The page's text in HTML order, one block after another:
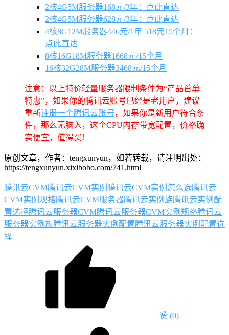
2核4G5M服务器168元/3年：点此直达
2核4G5M服务器628元/3年：点此直达
4核8G12M服务器446元/1年 518元15个月：
点此直达
8核16G18M服务器1668元/15个月
16核32G28M服务器3468元/15个月
注意：以上特价轻量服务器限制条件为“产品首单
特惠”，如果你的腾讯云账号已经是老用户，建议
重新注册一个腾讯云账号，如果你是新用户符合条
件，那么无脑入，这个CPU内存带宽配置，价格确
实便宜，值得买！
原创文章，作者：tengxunyun，如若转载，请注明出处：
https://tengxunyun.xixibobo.com/741.html
腾讯云CVM腾讯云CVM实例 腾讯云CVM实例怎么选腾讯云
CVM实例规格腾讯云CVM服务器腾讯云实例族腾讯云实例配
置选择腾讯云服务器CVM腾讯云服务器CVM实例规格腾讯云
服务器实例族腾讯云服务器实例配置腾讯云服务器实例配置选
择
赞 (0)